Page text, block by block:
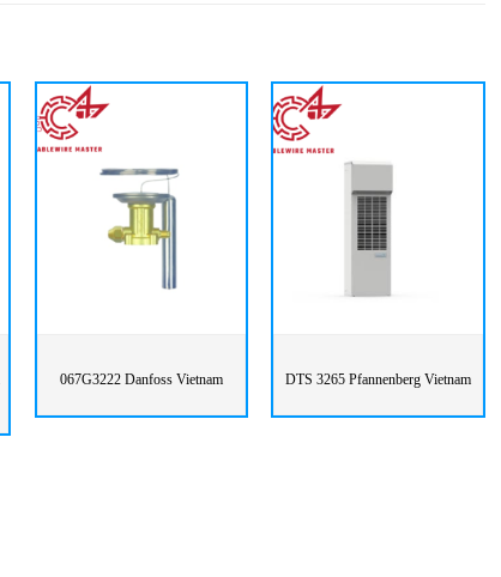
067G3222 Danfoss Vietnam DTS 3265 Pfannenberg Vietnam